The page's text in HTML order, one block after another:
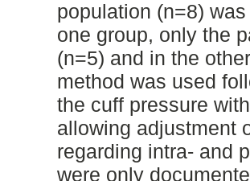
population (n=8)
one group, only the
(n=5) and in the
method was used
the cuff pressure
allowing adjustment
regarding intra- and
were only